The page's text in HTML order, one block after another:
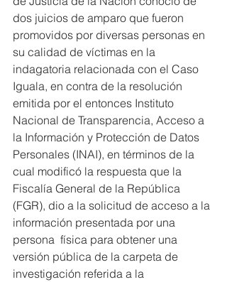
dos juicios de amparo que fueron
promovidos por diversas personas en
su calidad de víctimas en la
indagatoria relacionada con el Caso
Iguala, en contra de la resolución
emitida por el entonces Instituto
Nacional de Transparencia, Acceso a
la Información y Protección de Datos
Personales (INAI), en términos de la
cual modificó la respuesta que la
Fiscalía General de la República
(FGR), dio a la solicitud de acceso a la
información presentada por una
persona  física para obtener una
versión pública de la carpeta de
investigación referida a la